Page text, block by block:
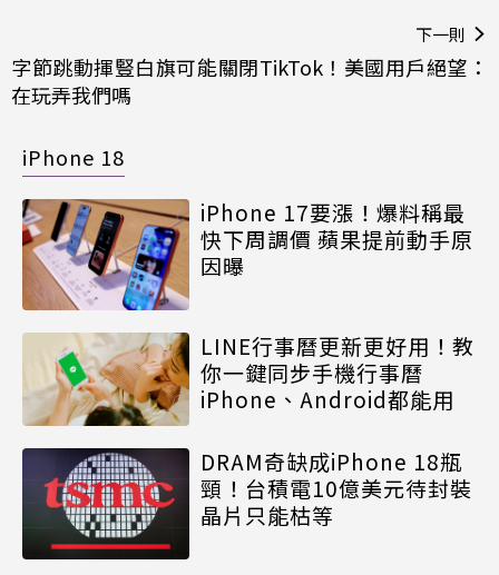
下一則
字節跳動揮豎白旗可能關閉TikTok！美國用戶絕望：
在玩弄我們嗎
iPhone 18
iPhone 17要漲！爆料稱最
快下周調價 蘋果提前動手原
因曝
LINE行事曆更新更好用！教
你一鍵同步手機行事曆
iPhone、Android都能用
DRAM奇缺成iPhone 18瓶
頸！台積電10億美元待封裝
晶片只能枯等